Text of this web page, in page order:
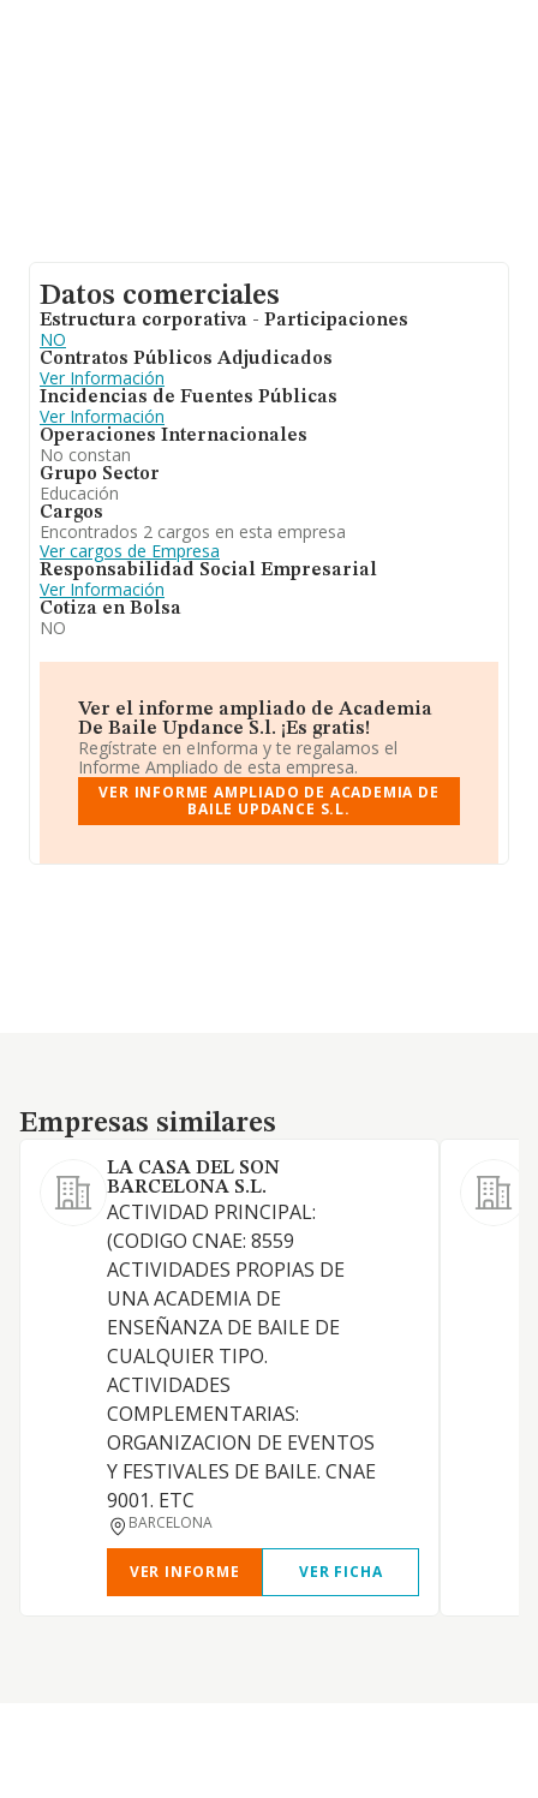
Datos comerciales
Estructura corporativa - Participaciones
NO
Contratos Públicos Adjudicados
Ver Información
Incidencias de Fuentes Públicas
Ver Información
Operaciones Internacionales
No constan
Grupo Sector
Educación
Cargos
Encontrados 2 cargos en esta empresa
Ver cargos de Empresa
Responsabilidad Social Empresarial
Ver Información
Cotiza en Bolsa
NO
Ver el informe ampliado de Academia
De Baile Updance S.l. ¡Es gratis!
Regístrate en eInforma y te regalamos el
Informe Ampliado de esta empresa.
VER INFORME AMPLIADO DE ACADEMIA DE
BAILE UPDANCE S.L.
Empresas similares
Empresas similares
LA CASA DEL SON
BARCELONA S.L.
ACTIVIDAD PRINCIPAL:
(CODIGO CNAE: 8559
ACTIVIDADES PROPIAS DE
UNA ACADEMIA DE
ENSEÑANZA DE BAILE DE
CUALQUIER TIPO.
ACTIVIDADES
COMPLEMENTARIAS:
ORGANIZACION DE EVENTOS
Y FESTIVALES DE BAILE. CNAE
9001. ETC
BARCELONA
VER INFORME VER FICHA